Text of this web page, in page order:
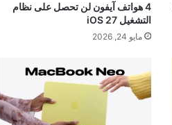
4 هواتف آيفون لن تحصل على نظام
التشغيل iOS 27
مايو 24, 2026